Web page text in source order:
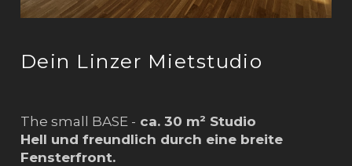
Dein Linzer Mietstudio
The small BASE - ca. 30 m² Studio
Hell und freundlich durch eine breite
Fensterfront.